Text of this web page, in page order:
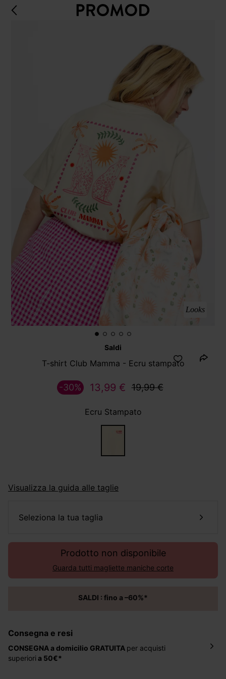
Looks
Saldi
T-shirt Club Mamma - Ecru stampato
13,99 € 19,99 €
-30%
Ecru Stampato
Visualizza la guida alle taglie
seleziona la tua taglia
Prodotto non disponibile
Guarda tutti magliette maniche corte
SALDI : fino a –60%*
Consegna e resi
CONSEGNA a domicilio GRATUITA per acquisti
superiori a 50€*